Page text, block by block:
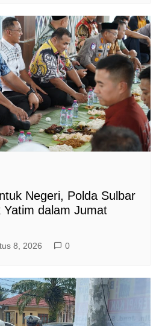
Negeri, Polda Sulbar
Yatim dalam Jumat
8, 2026 0